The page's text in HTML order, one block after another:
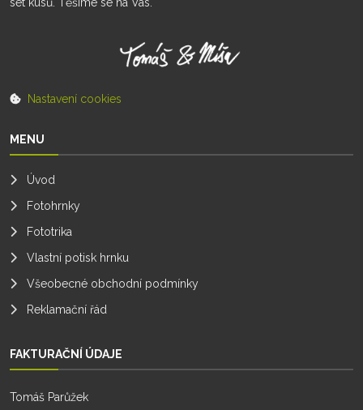
Nastavení cookies
MENU
Úvod
Fotohrnky
Fototrika
Vlastní potisk hrnku
Všeobecné obchodní podmínky
Reklamační řád
FAKTURAČNÍ ÚDAJE
Tomáš Parůžek